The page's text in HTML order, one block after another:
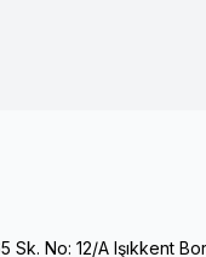
Sk. No: 12/A Işıkkent